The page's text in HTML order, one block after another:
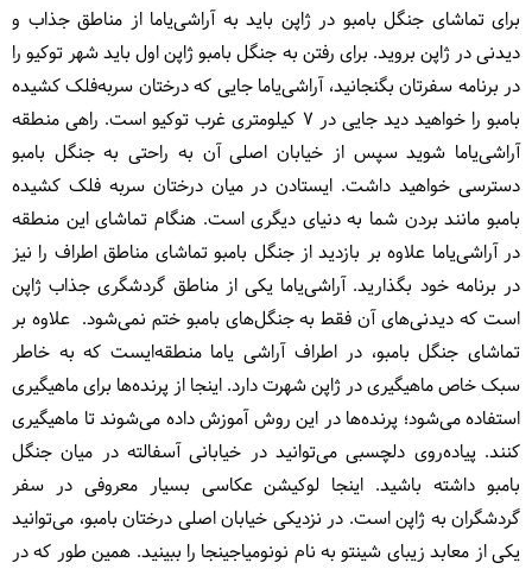
برای تماشای جنگل بامبو در ژاپن باید به آراشی‌یاما از مناطق جذاب و
دیدنی در ژاپن بروید. برای رفتن به جنگل بامبو ژاپن اول باید شهر توکیو را
در برنامه سفرتان بگنجانید، آراشی‌یاما جایی که درختان سربه‌فلک کشیده
بامبو را خواهید دید جایی در 7 کیلومتری غرب توکیو است. راهی منطقه
آراشی‌یاما شوید سپس از خیابان اصلی آن به راحتی به جنگل بامبو
دسترسی خواهید داشت. ایستادن در میان درختان سربه فلک کشیده
بامبو مانند بردن شما به دنیای دیگری است. هنگام تماشای این منطقه
در آراشی‌یاما علاوه بر بازدید از جنگل بامبو تماشای مناطق اطراف را نیز
در برنامه خود بگذارید. آراشی‌یاما یکی از مناطق گردشگری جذاب ژاپن
است که دیدنی‌های آن فقط به جنگل‌های بامبو ختم نمی‌شود. علاوه بر
تماشای جنگل بامبو، در اطراف آراشی یاما منطقه‌ایست که به خاطر
سبک خاص ماهیگیری در ژاپن شهرت دارد. اینجا از پرنده‌ها برای ماهیگیری
استفاده می‌شود؛ پرنده‌ها در این روش آموزش داده می‌شوند تا ماهیگیری
کنند. پیاده‌روی دلچسبی می‌توانید در خیابانی آسفالته در میان جنگل
بامبو داشته باشید. اینجا لوکیشن عکاسی بسیار معروفی در سفر
گردشگران به ژاپن است. در نزدیکی خیابان اصلی درختان بامبو، می‌توانید
یکی از معابد زیبای شینتو به نام نونومیاجینجا را ببینید. همین طور که در